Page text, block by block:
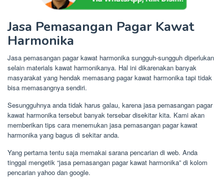
Jasa Pemasangan Pagar Kawat
Harmonika
Jasa pemasangan pagar kawat harmonika sungguh-sungguh diperlukan
selain materials kawat harmonikanya. Hal ini dikarenakan banyak
masyarakat yang hendak memasang pagar kawat harmonika tapi tidak
bisa memasangnya sendiri.
Sesungguhnya anda tidak harus galau, karena jasa pemasangan pagar
kawat harmonika tersebut banyak tersebar disekitar kita. Kami akan
memberikan tips cara menemukan jasa pemasangan pagar kawat
harmonika yang bagus di sekitar anda.
Yang pertama tentu saja memakai sarana pencarian di web. Anda
tinggal mengetik “jasa pemasangan pagar kawat harmonika” di kolom
pencarian yahoo dan google.